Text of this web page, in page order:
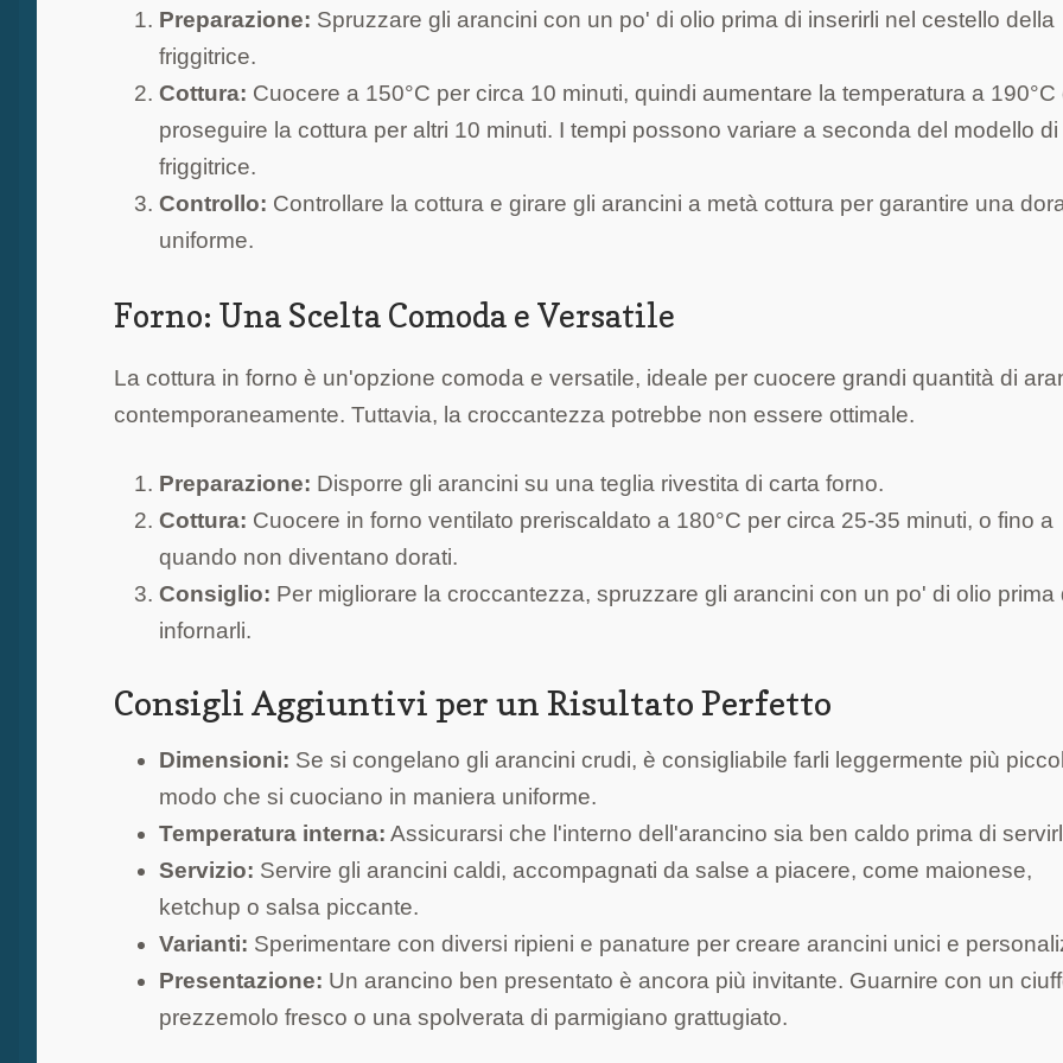
Preparazione: Spruzzare gli arancini con un po' di olio prima di inserirli nel cestello della
friggitrice.
Cottura: Cuocere a 150°C per circa 10 minuti, quindi aumentare la temperatura a 190°C
proseguire la cottura per altri 10 minuti. I tempi possono variare a seconda del modello di
friggitrice.
Controllo: Controllare la cottura e girare gli arancini a metà cottura per garantire una
uniforme.
Forno: Una Scelta Comoda e Versatile
La cottura in forno è un'opzione comoda e versatile, ideale per cuocere grandi quantità di
contemporaneamente. Tuttavia, la croccantezza potrebbe non essere ottimale.
Preparazione: Disporre gli arancini su una teglia rivestita di carta forno.
Cottura: Cuocere in forno ventilato preriscaldato a 180°C per circa 25-35 minuti, o fino a
quando non diventano dorati.
Consiglio: Per migliorare la croccantezza, spruzzare gli arancini con un po' di olio prima
infornarli.
Consigli Aggiuntivi per un Risultato Perfetto
Dimensioni: Se si congelano gli arancini crudi, è consigliabile farli leggermente più
modo che si cuociano in maniera uniforme.
Temperatura interna: Assicurarsi che l'interno dell'arancino sia ben caldo prima di
Servizio: Servire gli arancini caldi, accompagnati da salse a piacere, come maionese,
ketchup o salsa piccante.
Varianti: Sperimentare con diversi ripieni e panature per creare arancini unici e
Presentazione: Un arancino ben presentato è ancora più invitante. Guarnire con un
prezzemolo fresco o una spolverata di parmigiano grattugiato.